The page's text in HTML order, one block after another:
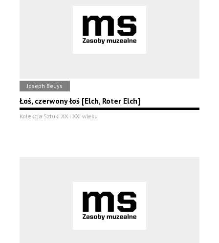
Joseph Beuys
Łoś, czerwony łoś [Elch, Roter Elch]
Kolekcja Sztuki XX i XXI wieku